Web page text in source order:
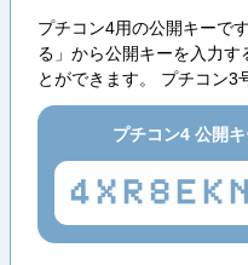
プチコン4用の公開キーで
る」から公開キーを入力す
とができます。 プチコン3
プチコン4 公開